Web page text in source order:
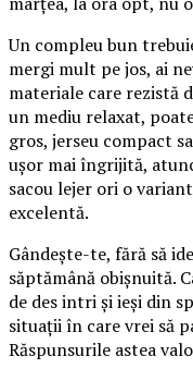
Un compleu bun
mergi mult pe jos, ai
materiale care rezistă
un mediu relaxat,
gros, jerseu compact
ușor mai îngrijită,
sacou lejer ori o
excelentă.
Gândește-te, fără să
săptămână obișnuită.
de des intri și ieși din
situații în care vrei să
Răspunsurile astea